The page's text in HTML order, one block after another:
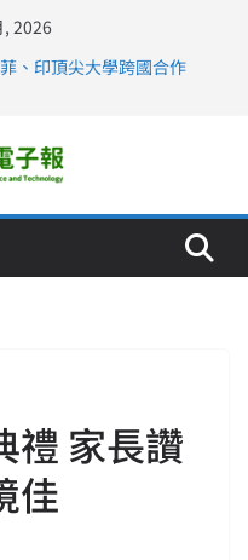
, 2026
、印頂尖大學跨國合作
容學校收穫豐
聯盟 培育護理尖兵
醫學大學第5名 辦學實力再
禮 家長讚
佳